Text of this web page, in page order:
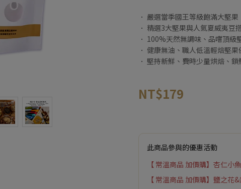
． 嚴選當季國王等級飽滿大堅果
． 精選3大堅果與人氣夏威夷豆
． 100%天然無調味、品嚐頂級
． 健康無油、職人低溫輕焙堅
． 堅持新鮮、費時少量烘焙、鎖
NT$179
此商品參與的優惠活動
【 常溫商品 加價購】杏仁小
【 常溫商品 加價購】鹽之花